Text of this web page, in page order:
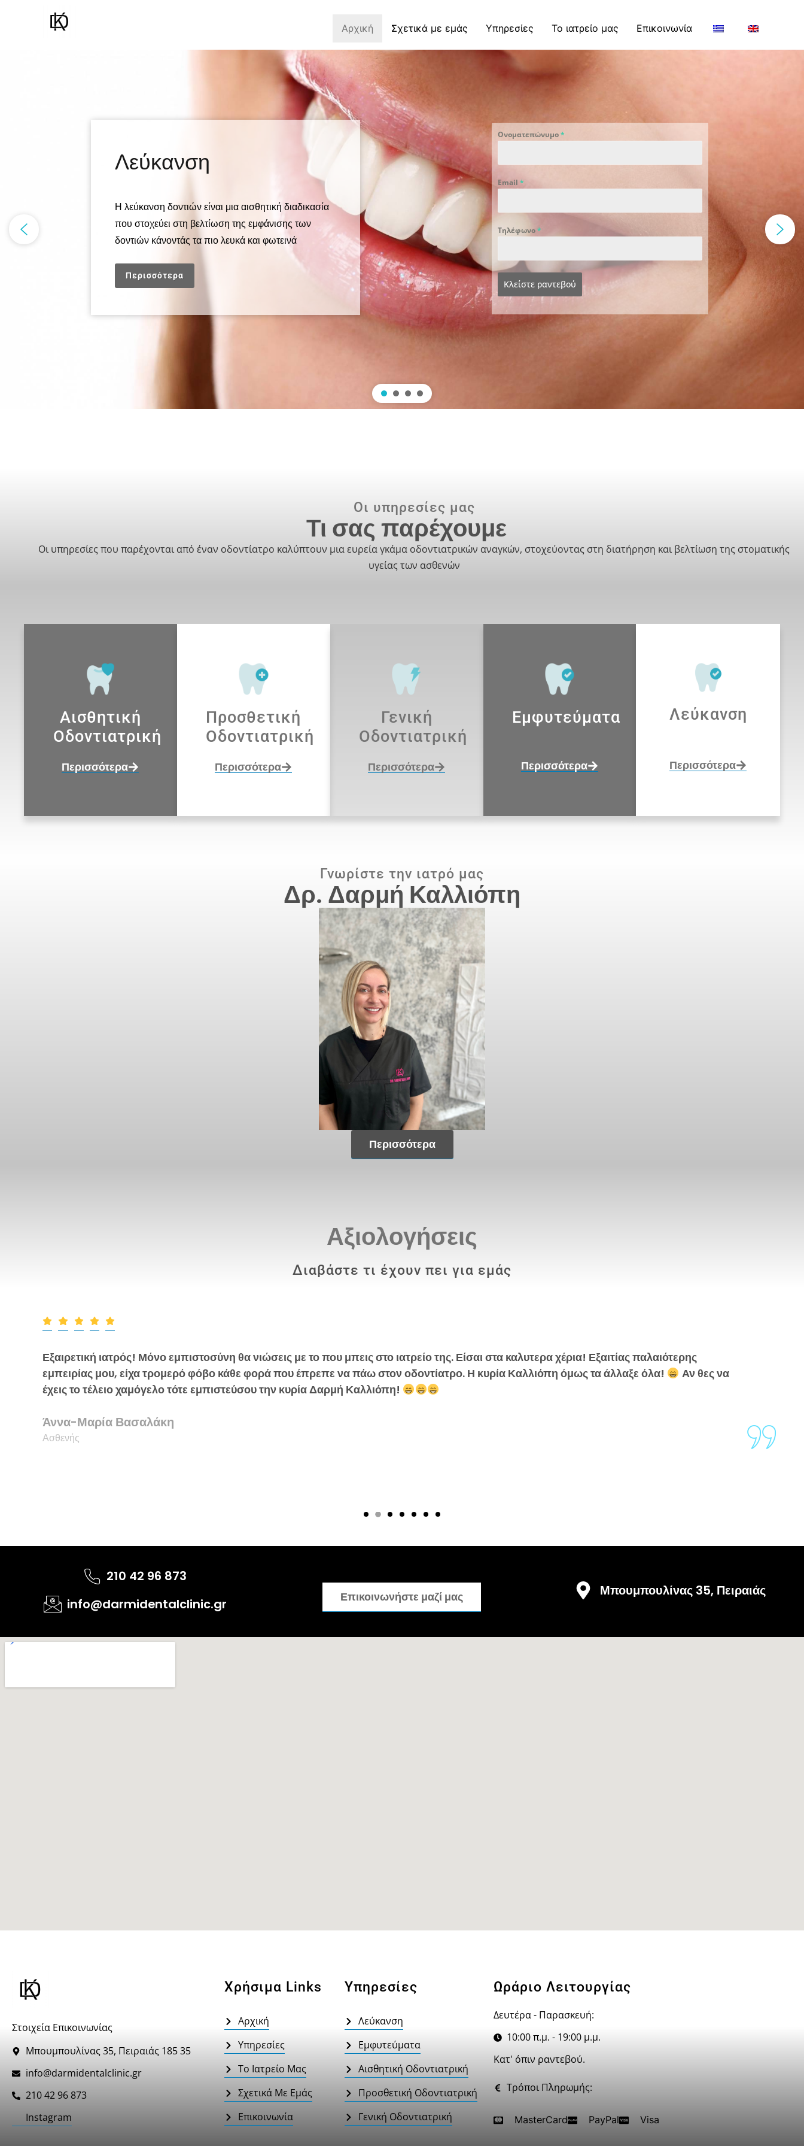
Αρχική Σχετικά με εμάς Υπηρεσίες Το ιατρείο μας Επικοινωνία
Λεύκανση
Η λεύκανση δοντιών είναι μια αισθητική διαδικασία
που στοχεύει στη βελτίωση της εμφάνισης των
δοντιών κάνοντάς τα πιο λευκά και φωτεινά
Περισσότερα
Ονοματεπώνυμο*
Email *
Τηλέφωνο*
Κλείστε ραντεβού
Οι υπηρεσίες μας
Τι σας παρέχουμε
Οι υπηρεσίες που παρέχονται από έναν οδοντίατρο καλύπτουν μια ευρεία γκάμα οδοντιατρικών αναγκών, στοχεύοντας στη διατήρηση και βελτίωση της στοματικής
υγείας των ασθενών
Αισθητική
Οδοντιατρική
Περισσότερα
Προσθετική
Οδοντιατρική
Περισσότερα
Γενική
Οδοντιατρική
Περισσότερα
Εμφυτεύματα
Περισσότερα
Λεύκανση
Περισσότερα
Γνωρίστε την ιατρό μας
Δρ. Δαρμή Καλλιόπη
Περισσότερα
Αξιολογήσεις
Διαβάστε τι έχουν πει για εμάς
Εξαιρετική ιατρός! Μόνο εμπιστοσύνη θα νιώσεις με το που μπεις στο ιατρείο της. Είσαι στα καλυτερα χέρια! Εξαιτίας παλαιότερης
εμπειρίας μου, είχα τρομερό φόβο κάθε φορά που έπρεπε να πάω στον οδοντίατρο. Η κυρία Καλλιόπη όμως τα άλλαξε όλα!
Αν θες να
έχεις το τέλειο χαμόγελο τότε εμπιστεύσου την κυρία Δαρμή Καλλιόπη!
Άννα-Μαρία Βασαλάκη
Ασθενής
210 42 96 873
info@darmidentalclinic.gr
Επικοινωνήστε μαζί μας Μπουμπουλίνας 35, Πειραιάς
Στοιχεία Επικοινωνίας
Μπουμπουλίνας 35, Πειραιάς 185 35
info@darmidentalclinic.gr
210 42 96 873
Instagram
Χρήσιμα Links
Αρχική
Υπηρεσίες
Το Ιατρείο Μας
Σχετικά Με Εμάς
Επικοινωνία
Υπηρεσίες
Λεύκανση
Εμφυτεύματα
Αισθητική Οδοντιατρική
Προσθετική Οδοντιατρική
Γενική Οδοντιατρική
Ωράριο Λειτουργίας
Δευτέρα - Παρασκευή:
10:00 π.μ. - 19:00 μ.μ.
Κατ' όπιν ραντεβού.
Τρόποι Πληρωμής:
MasterCard PayPal Visa